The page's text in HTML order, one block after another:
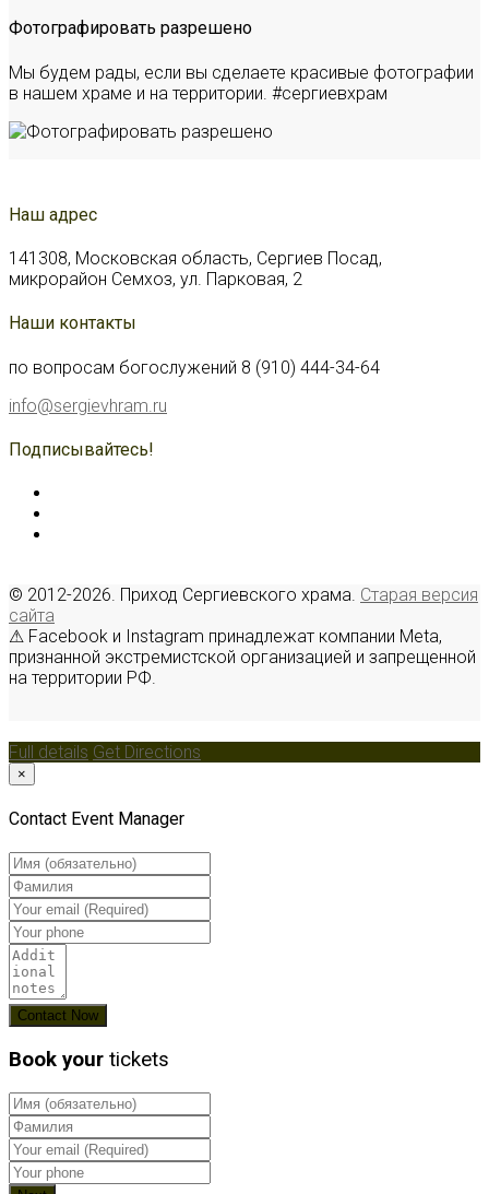
Фотографировать разрешено
Мы будем рады, если вы сделаете красивые фотографии
в нашем храме и на территории. #сергиевхрам
Наш адрес
141308, Московская область, Сергиев Посад,
микрорайон Семхоз, ул. Парковая, 2
Наши контакты
по вопросам богослужений 8 (910) 444-34-64
info@sergievhram.ru
Подписывайтесь!
© 2012-2026. Приход Сергиевского храма. Старая версия
сайта
⚠ Facebook и Instagram принадлежат компании Meta,
признанной экстремистской организацией и запрещенной
на территории РФ.
Full details Get Directions
×
Contact Event Manager
Book your tickets